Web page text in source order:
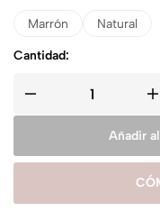
Marrón Natural
Cantidad:
Añadir